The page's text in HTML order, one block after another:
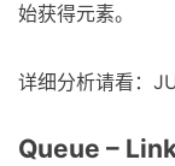
始获得元素。
详细分析请看：
Queue –